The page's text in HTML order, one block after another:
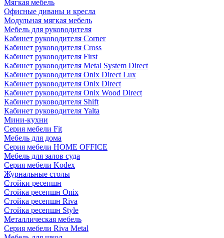
Мягкая мебель
Офисные диваны и кресла
Модульная мягкая мебель
Мебель для руководителя
Кабинет руководителя Corner
Кабинет руководителя Cross
Кабинет руководителя First
Кабинет руководителя Metal System Direct
Кабинет руководителя Onix Direct Lux
Кабинет руководителя Onix Direct
Кабинет руководителя Onix Wood Direct
Кабинет руководителя Shift
Кабинет руководителя Yalta
Мини-кухни
Серия мебели Fit
Мебель для дома
Серия мебели HOME OFFICE
Мебель для залов суда
Серия мебели Kodex
Журнальные столы
Стойки ресепшн
Стойка ресепшн Onix
Стойка ресепшн Riva
Стойка ресепшн Style
Металлическая мебель
Серия мебели Riva Metal